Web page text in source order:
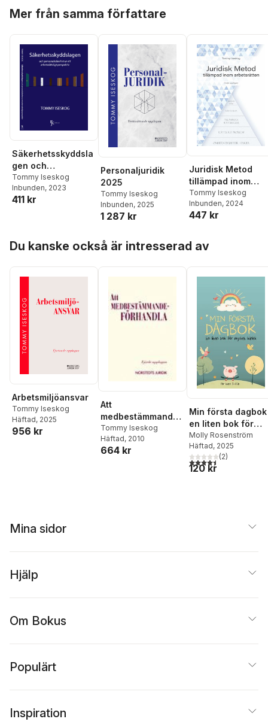
Mer från samma författare
Säkerhetsskyddsla
gen och
personalsäkerhet
ur ett
arbetsrättsligt
Tommy Iseskog
Inbunden, 2023
411 kr
Personaljuridik
2025
Tommy Iseskog
Inbunden, 2025
1 287 kr
Juridisk Metod
tillämpad inom
arbetsrätten
Tommy Iseskog
Inbunden, 2024
447 kr
Du kanske också är intresserad av
Arbetsmiljöansvar
Tommy Iseskog
Häftad, 2025
956 kr
Att
medbestämmandef
örhandla
Tommy Iseskog
Häftad, 2010
664 kr
Min första dagbok
en liten bok för
mycket kärlek
Molly Rosenström
Häftad, 2025
4,5utav 5 stjärnor.
(2)
120 kr
Mina sidor
Hjälp
Om Bokus
Populärt
Inspiration